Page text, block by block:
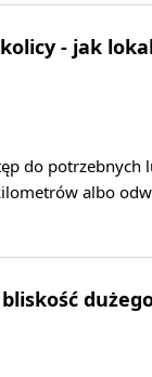
- jak
do
albo